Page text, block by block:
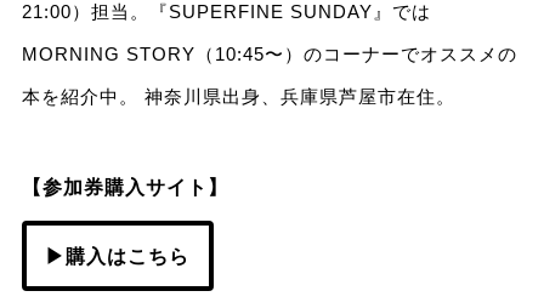
21:00）担当。『SUPERFINE SUNDAY』では
MORNING STORY（10:45〜）のコーナーでオススメの
本を紹介中。 神奈川県出身、兵庫県芦屋市在住。
【参加券購入サイト】
▶購入はこちら